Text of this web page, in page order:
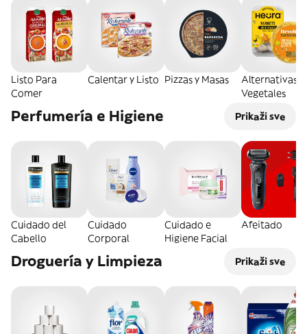
Listo Para
Comer
Calentar y Listo Pizzas y Masas
Alternativas
Vegetales
Perfumería e Higiene Prikaži sve
Cuidado del
Cabello
Cuidado
Corporal
Cuidado e
Higiene Facial
Afeitado
Droguería y Limpieza Prikaži sve